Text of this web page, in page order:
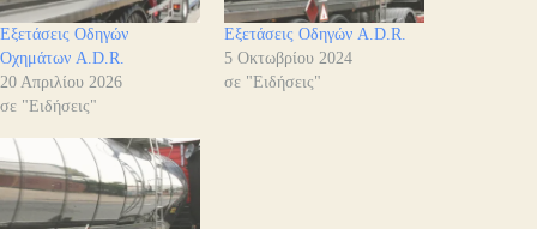
Εξετάσεις Οδηγών
Οχημάτων A.D.R.
20 Απριλίου 2026
σε "Ειδήσεις"
Εξετάσεις Οδηγών A.D.R.
5 Οκτωβρίου 2024
σε "Ειδήσεις"